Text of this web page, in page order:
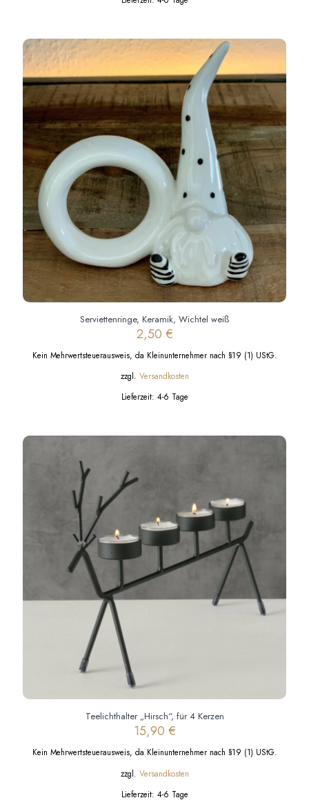
Serviettenringe, Keramik, Wichtel weiß
2,50 €
Kein Mehrwertsteuerausweis, da Kleinunternehmer nach §19 (1) UStG.
zzgl. Versandkosten
Lieferzeit: 4-6 Tage
Teelichthalter „Hirsch“, für 4 Kerzen
15,90 €
Kein Mehrwertsteuerausweis, da Kleinunternehmer nach §19 (1) UStG.
zzgl. Versandkosten
Lieferzeit: 4-6 Tage